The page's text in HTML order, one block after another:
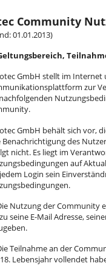
Community
01.01.2013)
GmbH stellt im Internet
zur
GmbH behält sich vor,
Benachrichtigung des
nicht. Es liegt im
auf
Login sein
Nutzung der Community
seine E-Mail Adresse,
Teilnahme an der
Lebensjahr vollendet